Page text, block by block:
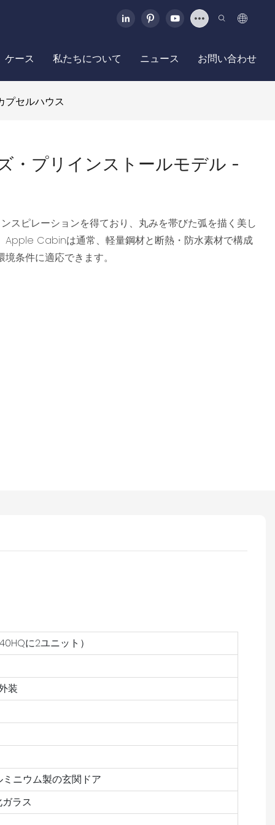
ケース 私たちについて ニュース お問い合わせ
セルハウス
・プリインストールモデル -
ピレーションを得ており、丸みを帯びた弧を描く美し
Apple Cabinは通常、軽量鋼材と断熱・防水素材で構成
条件に適応できます。
に2ユニット）
装
ニウム製の玄関ドア
ラス